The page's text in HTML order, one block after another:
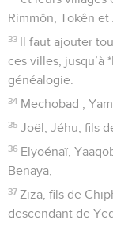
Rimmôn, Tokên et
33 Il faut ajouter
ces villes, jusqu’à
généalogie.
34 Mechobad ;
35 Joël, Jéhu, fils
36 Elyoénaï,
Benaya,
37 Ziza, fils de
descendant de